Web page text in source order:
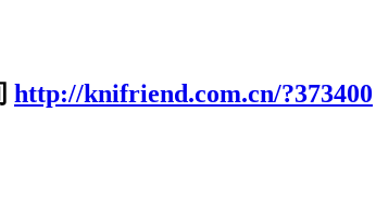
http://knifriend.com.cn/?373400